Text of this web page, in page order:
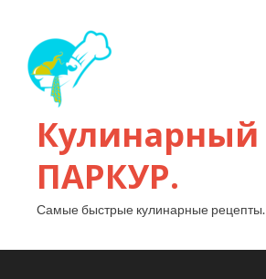
Кулинарный
ПАРКУР.
Самые быстрые кулинарные рецепты.